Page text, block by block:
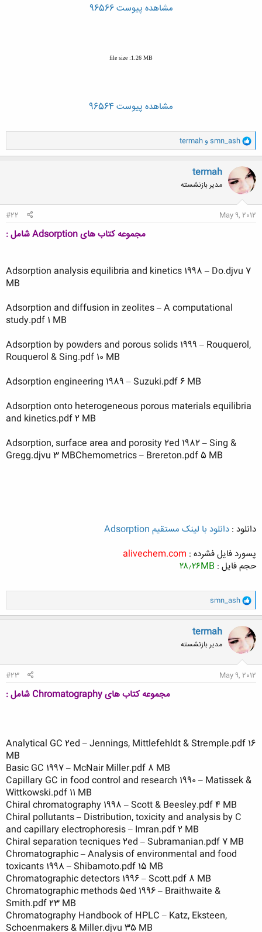
مشاهده پیوست 96566
file size :1.26 MB
مشاهده پیوست 96564
و
ا
ک
ن
ش
ه
ا
smn_ash و termah
termah
مدیر بازنشسته
May 9, 2012
#22
مجموعه کتاب های Adsorption شامل :
Adsorption analysis equilibria and kinetics 1998 – Do.djvu 7
MB
Adsorption and diffusion in zeolites – A computational
study.pdf 1 MB
Adsorption by powders and porous solids 1999 – Rouquerol,
Rouquerol & Sing.pdf 10 MB
Adsorption engineering 1989 – Suzuki.pdf 6 MB
Adsorption onto heterogeneous porous materials equilibria
and kinetics.pdf 2 MB
Adsorption, surface area and porosity 2ed 1982 – Sing &
Gregg.djvu 3 MBChemometrics – Brereton.pdf 5 MB
دانلود : دانلود با لینک مستقیم Adsorption
پسورد فایل فشرده : alivechem.com
حجم فایل : ۲۸٫۲۶MB
و
ا
ک
ن
ش
ه
ا
smn_ash
termah
مدیر بازنشسته
May 9, 2012
#23
مجموعه کتاب های Chromatography شامل :
Analytical GC 2ed – Jennings, Mittlefehldt & Stremple.pdf 16
MB
Basic GC 1997 – McNair Miller.pdf 8 MB
Capillary GC in food control and research 1990 – Matissek &
Wittkowski.pdf 11 MB
Chiral chromatography 1998 – Scott & Beesley.pdf 4 MB
Chiral pollutants – Distribution, toxicity and analysis by C
and capillary electrophoresis – Imran.pdf 2 MB
Chiral separation tecniques 2ed – Subramanian.pdf 7 MB
Chromatographic – Analysis of environmental and food
toxicants 1998 – Shibamoto.pdf 15 MB
Chromatographic detectors 1996 – Scott.pdf 8 MB
Chromatographic methods 5ed 1996 – Braithwaite &
Smith.pdf 23 MB
Chromatography Handbook of HPLC – Katz, Eksteen,
Schoenmakers & Miller.djvu 35 MB